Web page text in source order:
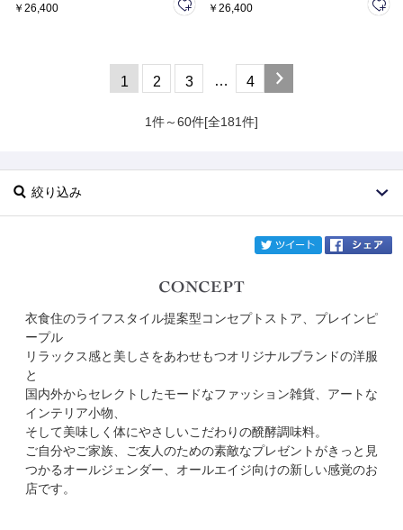
￥26,400 ￥26,400
1 2 3 … 4
1件～60件[全181件]
絞り込み
ブランド PLAIN PEOPLE
カテゴリ
サイズ
掲載雑誌
価格
衣食住のライフスタイル提案型コンセプトストア、プレインピ
ープル
リラックス感と美しさをあわせもつオリジナルブランドの洋服
と
国内外からセレクトしたモードなファッション雑貨、アートな
インテリア小物、
そして美味しく体にやさしいこだわりの醗酵調味料。
ご自分やご家族、ご友人のための素敵なプレゼントがきっと見
つかるオールジェンダー、オールエイジ向けの新しい感覚のお
店です。